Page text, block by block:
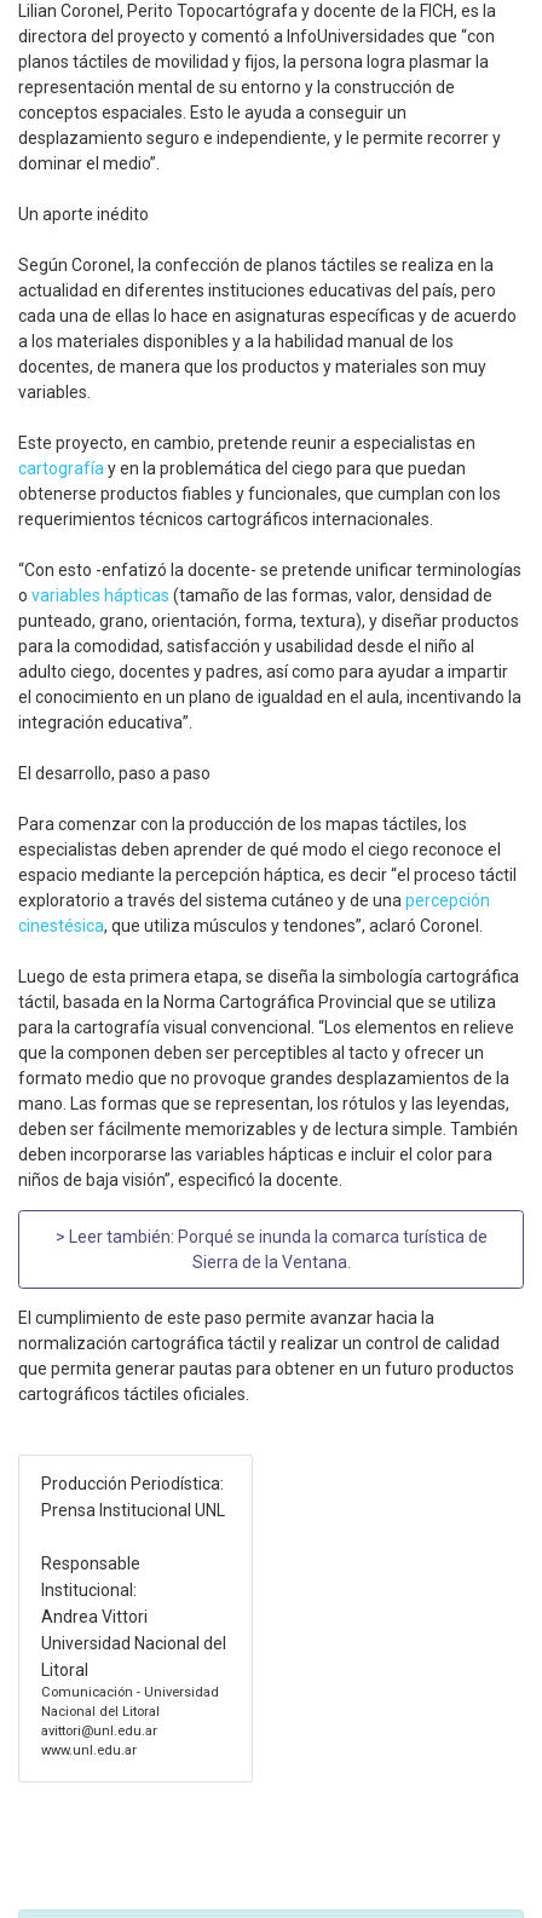
Lilian Coronel, Perito Topocartógrafa y docente de la FICH, es la
directora del proyecto y comentó a InfoUniversidades que “con
planos táctiles de movilidad y fijos, la persona logra plasmar la
representación mental de su entorno y la construcción de
conceptos espaciales. Esto le ayuda a conseguir un
desplazamiento seguro e independiente, y le permite recorrer y
dominar el medio”.
Un aporte inédito
Según Coronel, la confección de planos táctiles se realiza en la
actualidad en diferentes instituciones educativas del país, pero
cada una de ellas lo hace en asignaturas específicas y de acuerdo
a los materiales disponibles y a la habilidad manual de los
docentes, de manera que los productos y materiales son muy
variables.
Este proyecto, en cambio, pretende reunir a especialistas en
cartografía y en la problemática del ciego para que puedan
obtenerse productos fiables y funcionales, que cumplan con los
requerimientos técnicos cartográficos internacionales.
“Con esto -enfatizó la docente- se pretende unificar terminologías
o variables hápticas (tamaño de las formas, valor, densidad de
punteado, grano, orientación, forma, textura), y diseñar productos
para la comodidad, satisfacción y usabilidad desde el niño al
adulto ciego, docentes y padres, así como para ayudar a impartir
el conocimiento en un plano de igualdad en el aula, incentivando la
integración educativa”.
El desarrollo, paso a paso
Para comenzar con la producción de los mapas táctiles, los
especialistas deben aprender de qué modo el ciego reconoce el
espacio mediante la percepción háptica, es decir “el proceso táctil
exploratorio a través del sistema cutáneo y de una percepción
cinestésica, que utiliza músculos y tendones”, aclaró Coronel.
Luego de esta primera etapa, se diseña la simbología cartográfica
táctil, basada en la Norma Cartográfica Provincial que se utiliza
para la cartografía visual convencional. “Los elementos en relieve
que la componen deben ser perceptibles al tacto y ofrecer un
formato medio que no provoque grandes desplazamientos de la
mano. Las formas que se representan, los rótulos y las leyendas,
deben ser fácilmente memorizables y de lectura simple. También
deben incorporarse las variables hápticas e incluir el color para
niños de baja visión”, especificó la docente.
> Leer también: Porqué se inunda la comarca turística de
Sierra de la Ventana
El cumplimiento de este paso permite avanzar hacia la
normalización cartográfica táctil y realizar un control de calidad
que permita generar pautas para obtener en un futuro productos
cartográficos táctiles oficiales.
Producción Periodística:
Prensa Institucional UNL
Responsable
Institucional:
Andrea Vittori
Universidad Nacional del
Litoral
Comunicación - Universidad
Nacional del Litoral
avittori@unl.edu.ar
www.unl.edu.ar